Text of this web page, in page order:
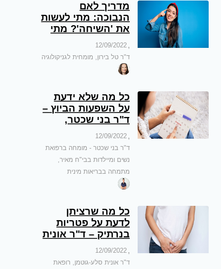
מדריך לאם
הנבוכה: מתי לעשות
את 'השיחה'? מתי
ללכת לגניקולוג?
אילו אמצעי מניעה
קיימים? – ד"ר טל
בירון
12/09/2022 ,
ד"ר טל בירון, מומחית לגניקולוגיה
כל מה שלא ידעת
על השפעות הביוץ –
ד"ר בני שכטר,
מומחה לגניקולוגיה
ומיילדות
12/09/2022 ,
ד"ר בני שכטר - מומחה ברפואת
נשים ומיילדות בבי"ח מאיר,
מתמחה בבריאות מינית
כל מה שרציתן
לדעת על פטריות
בנרתיק – ד"ר אונית
סלע-גוטמן
12/09/2022 ,
ד"ר אונית סלע-גוטמן, רופאת